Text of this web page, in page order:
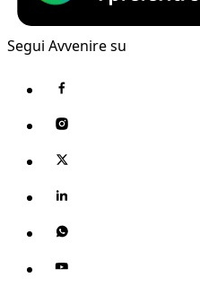
Segui Avvenire su